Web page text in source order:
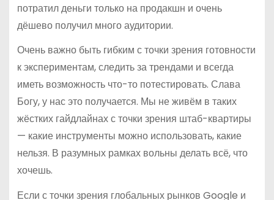
потратил деньги только на продакшн и очень
дёшево получил много аудитории.
Очень важно быть гибким с точки зрения готовности
к экспериментам, следить за трендами и всегда
иметь возможность что-то потестировать. Слава
Богу, у нас это получается. Мы не живём в таких
жёстких гайдлайнах с точки зрения штаб-квартиры
— какие инструменты можно использовать, какие
нельзя. В разумных рамках вольны делать всё, что
хочешь.
Если с точки зрения глобальных рынков Google и